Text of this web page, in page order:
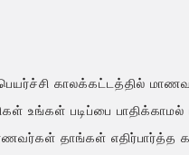
காலக்கட்டத்தில்
உங்கள் படிப்பை
தாங்கள் எதிர்பார்த்த